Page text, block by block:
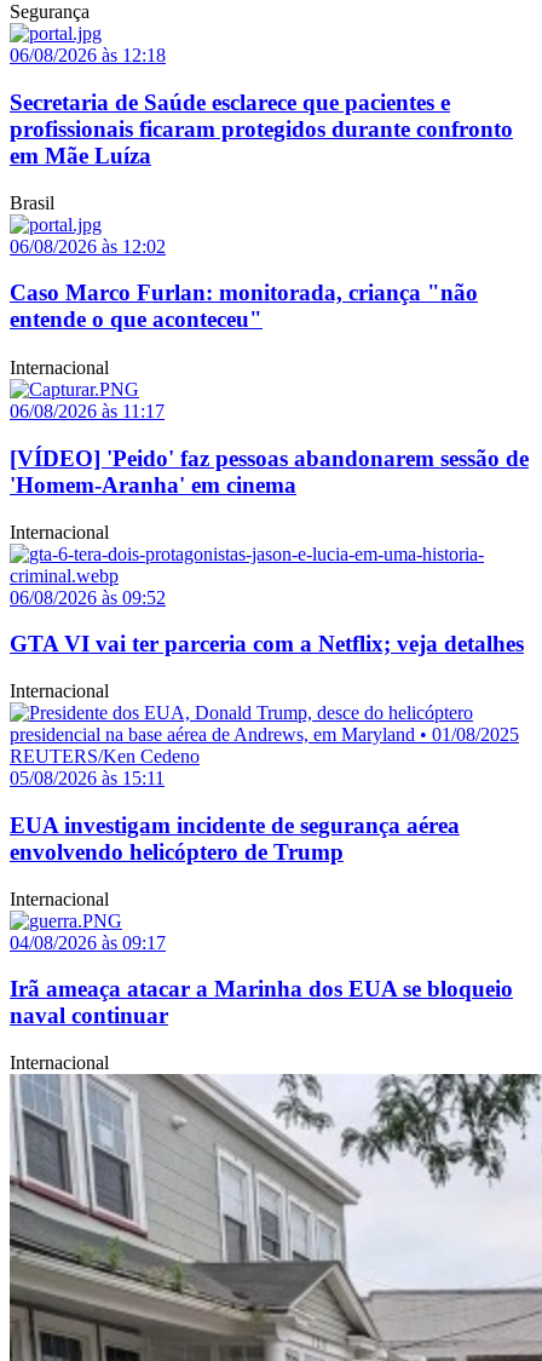
Segurança
06/08/2026 às 12:18
Secretaria de Saúde esclarece que pacientes e
profissionais ficaram protegidos durante confronto
em Mãe Luíza
Brasil
06/08/2026 às 12:02
Caso Marco Furlan: monitorada, criança "não
entende o que aconteceu"
Internacional
06/08/2026 às 11:17
[VÍDEO] 'Peido' faz pessoas abandonarem sessão de
'Homem-Aranha' em cinema
Internacional
06/08/2026 às 09:52
GTA VI vai ter parceria com a Netflix; veja detalhes
Internacional
05/08/2026 às 15:11
EUA investigam incidente de segurança aérea
envolvendo helicóptero de Trump
Internacional
04/08/2026 às 09:17
Irã ameaça atacar a Marinha dos EUA se bloqueio
naval continuar
Internacional